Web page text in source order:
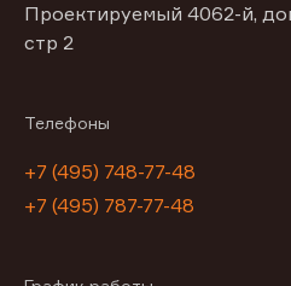
Проектируемый 4062-й,
стр 2
Телефоны
+7 (495) 748-77-48
+7 (495) 787-77-48